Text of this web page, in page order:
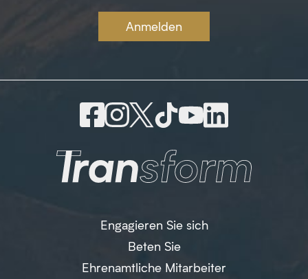
Anmelden
Engagieren Sie sich
Beten Sie
Ehrenamtliche Mitarbeiter